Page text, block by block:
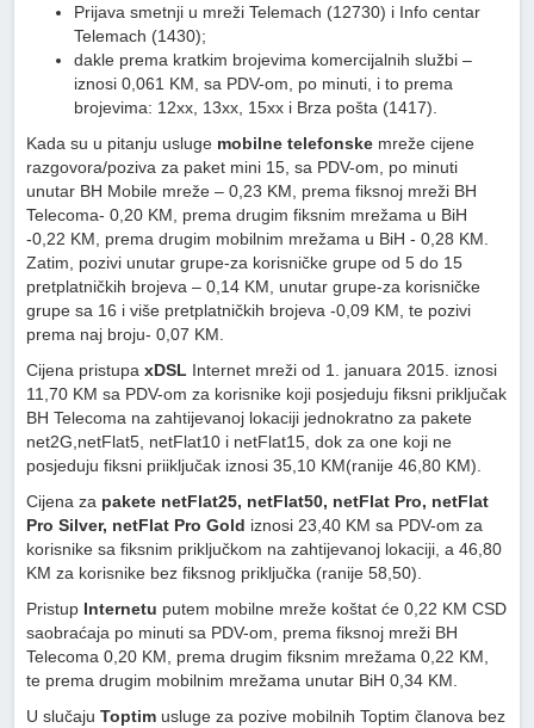
Prijava smetnji u mreži Telemach (12730) i Info centar
Telemach (1430);
dakle prema kratkim brojevima komercijalnih službi –
iznosi 0,061 KM, sa PDV-om, po minuti, i to prema
brojevima: 12xx, 13xx, 15xx i Brza pošta (1417).
Kada su u pitanju usluge mobilne telefonske mreže cijene
razgovora/poziva za paket mini 15, sa PDV-om, po minuti
unutar BH Mobile mreže – 0,23 KM, prema fiksnoj mreži BH
Telecoma- 0,20 KM, prema drugim fiksnim mrežama u BiH
-0,22 KM, prema drugim mobilnim mrežama u BiH - 0,28 KM.
Zatim, pozivi unutar grupe-za korisničke grupe od 5 do 15
pretplatničkih brojeva – 0,14 KM, unutar grupe-za korisničke
grupe sa 16 i više pretplatničkih brojeva -0,09 KM, te pozivi
prema naj broju- 0,07 KM.
Cijena pristupaxDSL Internet mreži od 1. januara 2015. iznosi
11,70 KM sa PDV-om za korisnike koji posjeduju fiksni priključak
BH Telecoma na zahtijevanoj lokaciji jednokratno za pakete
net2G,netFlat5, netFlat10 i netFlat15, dok za one koji ne
posjeduju fiksni priiključak iznosi 35,10 KM(ranije 46,80 KM).
Cijena za pakete netFlat25, netFlat50, netFlat Pro, netFlat
Pro Silver, netFlat Pro Gold iznosi 23,40 KM sa PDV-om za
korisnike sa fiksnim priključkom na zahtijevanoj lokaciji, a 46,80
KM za korisnike bez fiksnog priključka (ranije 58,50).
Pristup Internetu putem mobilne mreže koštat će 0,22 KM CSD
saobraćaja po minuti sa PDV-om, prema fiksnoj mreži BH
Telecoma 0,20 KM, prema drugim fiksnim mrežama 0,22 KM,
te prema drugim mobilnim mrežama unutar BiH 0,34 KM.
U slučajuToptim usluge za pozive mobilnih Toptim članova bez